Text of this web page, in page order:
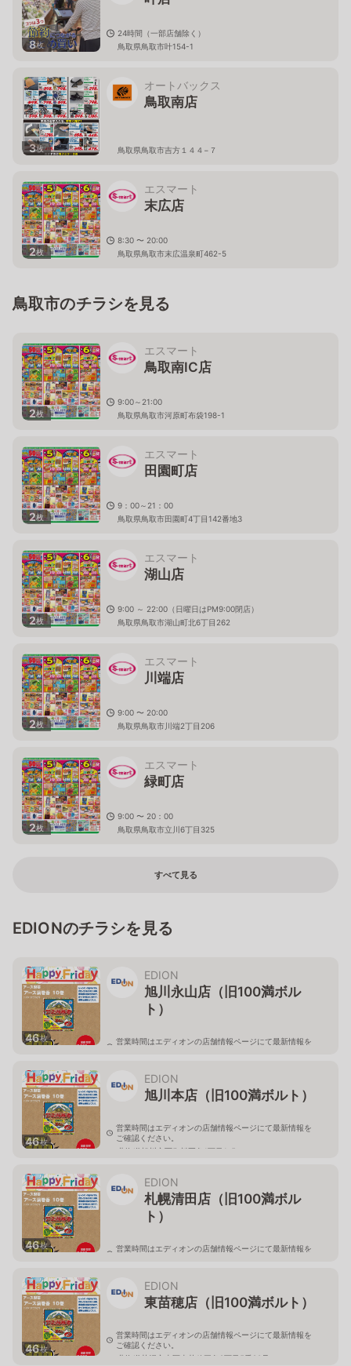
8枚
24時間（一部店舗除く）
鳥取県鳥取市叶154-1
3枚
オートバックス
鳥取南店
鳥取県鳥取市吉方１４４−７
2枚
エスマート
末広店
8:30 〜 20:00
鳥取県鳥取市末広温泉町462-5
鳥取市のチラシを見る
2枚
エスマート
鳥取南IC店
9:00～21:00
鳥取県鳥取市河原町布袋198-1
2枚
エスマート
田園町店
9：00～21：00
鳥取県鳥取市田園町4丁目142番地3
2枚
エスマート
湖山店
9:00 ～ 22:00（日曜日はPM9:00閉店）
鳥取県鳥取市湖山町北6丁目262
2枚
エスマート
川端店
9:00 〜 20:00
鳥取県鳥取市川端2丁目206
2枚
エスマート
緑町店
9:00 〜 20：00
鳥取県鳥取市立川6丁目325
すべて見る
EDIONのチラシを見る
46枚
EDION
旭川永山店（旧100満ボル
ト）
営業時間はエディオンの店舗情報ページにて最新情報を
46枚
EDION
旭川本店（旧100満ボルト）
営業時間はエディオンの店舗情報ページにて最新情報を
ご確認ください。
北海道旭川市西御料五条1丁目1-5
46枚
EDION
札幌清田店（旧100満ボル
ト）
営業時間はエディオンの店舗情報ページにて最新情報を
46枚
EDION
東苗穂店（旧100満ボルト）
営業時間はエディオンの店舗情報ページにて最新情報を
ご確認ください。
北海道札幌市東区東苗穂三条2丁目5番20号